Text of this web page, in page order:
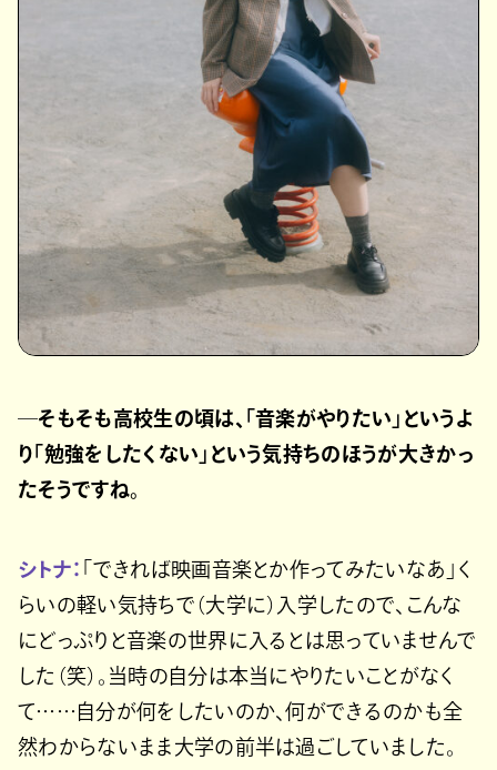
─そもそも高校生の頃は、「音楽がやりたい」というよ
り「勉強をしたくない」という気持ちのほうが大きかっ
たそうですね。
シトナ：
「できれば映画音楽とか作ってみたいなあ」く
らいの軽い気持ちで（大学に）入学したので、こんな
にどっぷりと音楽の世界に入るとは思っていませんで
した（笑）。当時の自分は本当にやりたいことがなく
て……自分が何をしたいのか、何ができるのかも全
然わからないまま大学の前半は過ごしていました。